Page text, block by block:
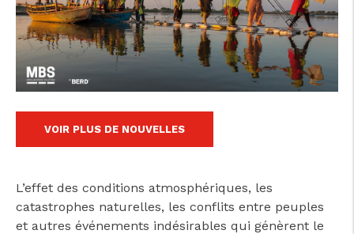
VOIR PLUS DE NOUVELLES
L’effet des conditions atmosphériques, les
catastrophes naturelles, les conflits entre peuples
et autres événements indésirables qui génèrent le